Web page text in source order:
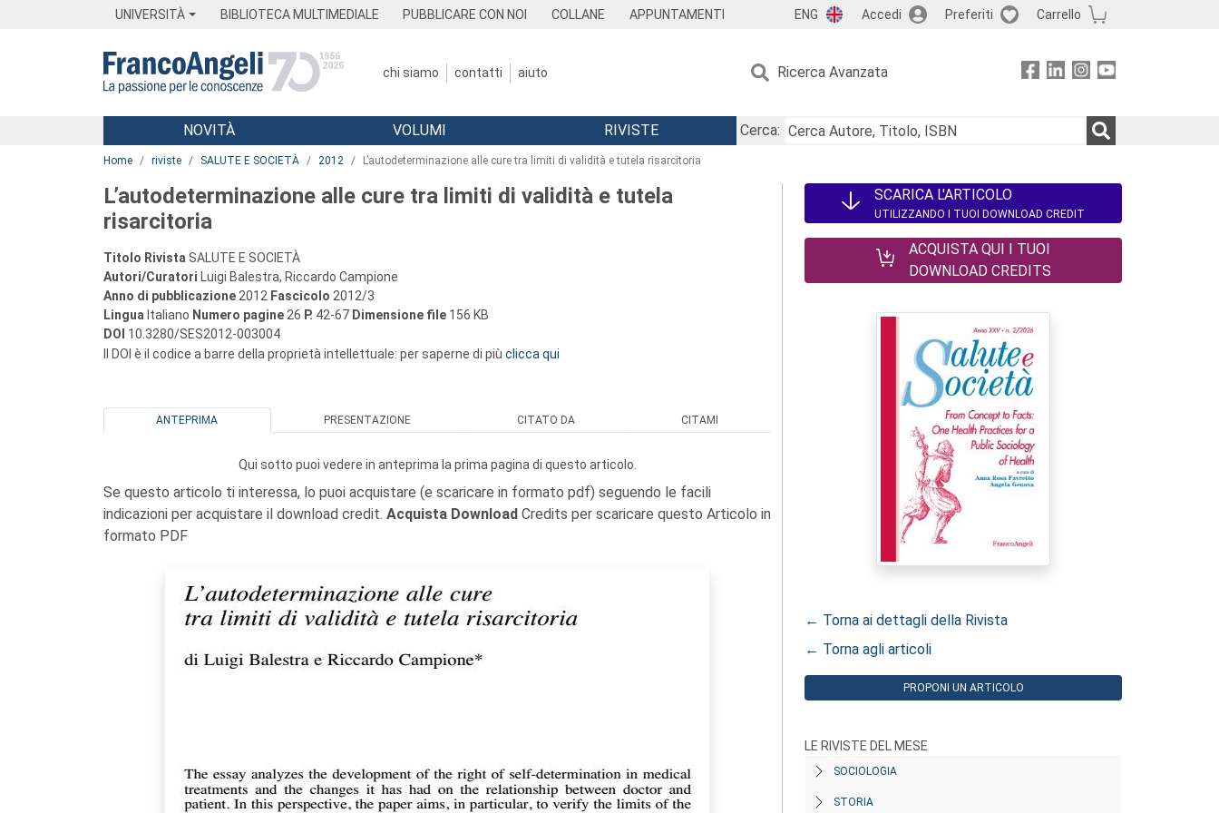
UNIVERSITÀ BIBLIOTECA MULTIMEDIALE PUBBLICARE CON NOI COLLANE APPUNTAMENTI ENG Accedi Preferiti Carrello
chi siamo contatti aiuto Ricerca Avanzata
Menu
NOVITÀ VOLUMI RIVISTE
Cerca:
Home riviste SALUTE E SOCIETÀ 2012 L’autodeterminazione alle cure tra limiti di validità e tutela risarcitoria
L’autodeterminazione alle cure tra limiti di validità e tutela
risarcitoria
Titolo Rivista SALUTE E SOCIETÀ
Autori/Curatori Luigi Balestra, Riccardo Campione
Anno di pubblicazione 2012 Fascicolo 2012/3
Lingua Italiano Numero pagine 26 P. 42-67 Dimensione file 156 KB
DOI 10.3280/SES2012-003004
Il DOI è il codice a barre della proprietà intellettuale: per saperne di più clicca qui
ANTEPRIMA PRESENTAZIONE CITATO DA CITAMI
Qui sotto puoi vedere in anteprima la prima pagina di questo articolo.
Se questo articolo ti interessa, lo puoi acquistare (e scaricare in formato pdf) seguendo le facili
indicazioni per acquistare il download credit. Acquista Download Credits per scaricare questo Articolo in
formato PDF
SCARICA L'ARTICOLO
UTILIZZANDO I TUOI DOWNLOAD CREDIT
ACQUISTA QUI I TUOI
DOWNLOAD CREDITS
← Torna ai dettagli della Rivista
← Torna agli articoli
PROPONI UN ARTICOLO
LE RIVISTE DEL MESE
SOCIOLOGIA
STORIA